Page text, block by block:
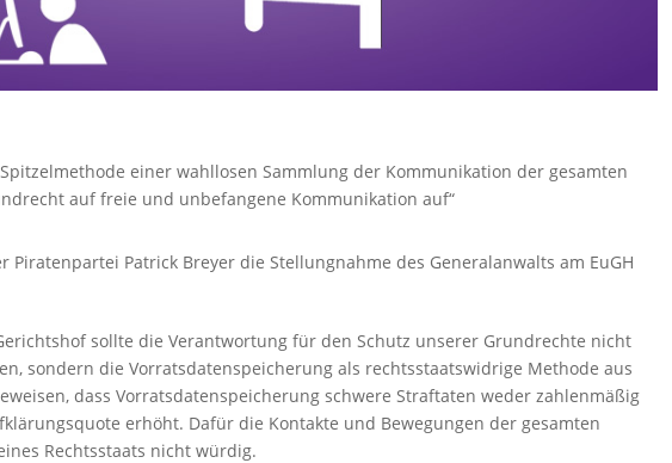
einer wahllosen Sammlung der Kommunikation der gesamten
auf freie und unbefangene Kommunikation auf“
Patrick Breyer die Stellungnahme des Generalanwalts am EuGH
sollte die Verantwortung für den Schutz unserer Grundrechte nicht
sondern die Vorratsdatenspeicherung als rechtsstaatswidrige Methode aus
dass Vorratsdatenspeicherung schwere Straftaten weder zahlenmäßig
erhöht. Dafür die Kontakte und Bewegungen der gesamten
Rechtsstaats nicht würdig.